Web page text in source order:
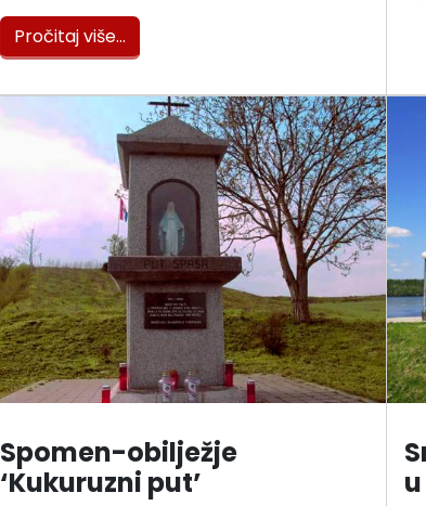
Pročitaj više…
Spomen-obilježje
‘Kukuruzni put’